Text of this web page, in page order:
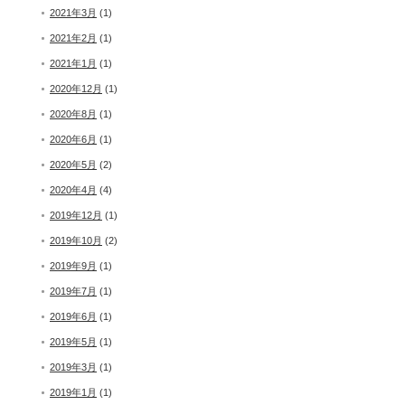
2021年3月 (1)
2021年2月 (1)
2021年1月 (1)
2020年12月 (1)
2020年8月 (1)
2020年6月 (1)
2020年5月 (2)
2020年4月 (4)
2019年12月 (1)
2019年10月 (2)
2019年9月 (1)
2019年7月 (1)
2019年6月 (1)
2019年5月 (1)
2019年3月 (1)
2019年1月 (1)